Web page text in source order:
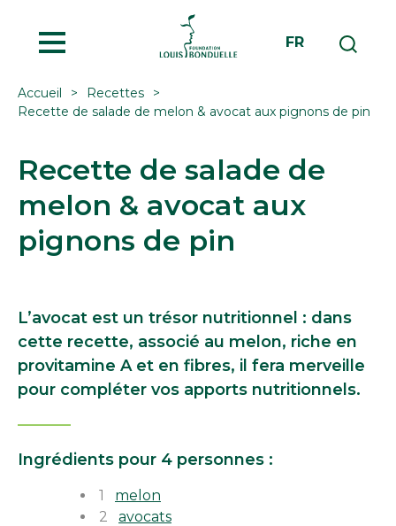
FR
Accueil
Recettes
Recette de salade de melon & avocat aux pignons de pin
Recette de salade de
melon & avocat aux
pignons de pin
L’avocat est un trésor nutritionnel : dans
cette recette, associé au melon, riche en
provitamine A et en fibres, il fera merveille
pour compléter vos apports nutritionnels.
Ingrédients pour 4 personnes :
1
melon
2
avocats